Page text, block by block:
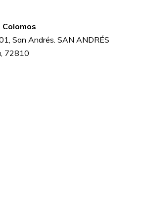
Colomos
San Andrés. SAN ANDRÉS
72810